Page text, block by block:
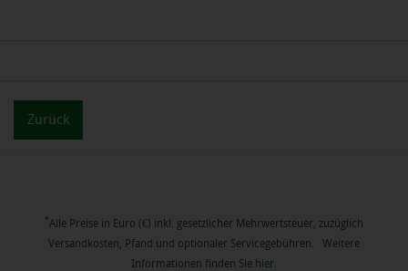
Zurück
* Alle Preise in Euro (€) inkl. gesetzlicher Mehrwertsteuer, zuzüglich
Versandkosten, Pfand und optionaler Servicegebühren. Weitere
Informationen finden Sie hier